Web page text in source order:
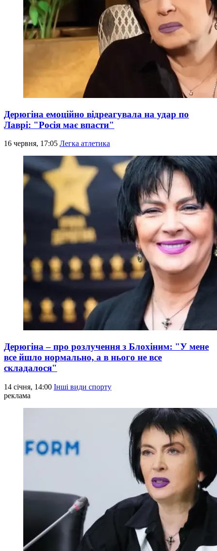
Дерюгіна емоційно відреагувала на удар по
Лаврі: "Росія має впасти"
16 червня, 17:05 Легка атлетика
Дерюгіна – про розлучення з Блохіним: "У мене
все йшло нормально, а в нього не все
складалося"
14 січня, 14:00 Інші види спорту
реклама